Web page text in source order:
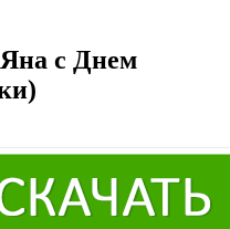
с Днем